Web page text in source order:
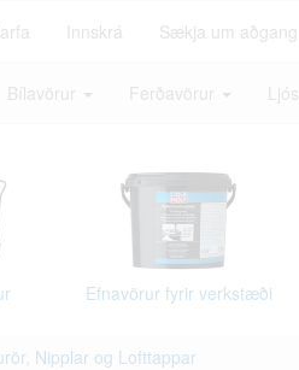
Innskrá Sækja um aðgang
Bílavörur Ferðavörur Ljós
Efnavörur fyrir verkstæði
Nipplar og Lofttappar